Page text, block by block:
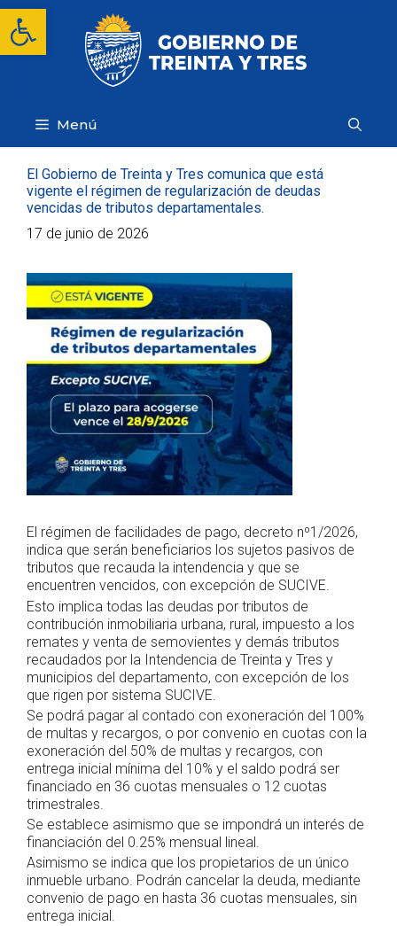
Abrir barra de herramientas
Saltar
contenido
Menú
El Gobierno de Treinta y Tres comunica que está
vigente el régimen de regularización de deudas
vencidas de tributos departamentales.
17 de junio de 2026
El régimen de facilidades de pago, decreto nº1/2026,
indica que serán beneficiarios los sujetos pasivos de
tributos que recauda la intendencia y que se
encuentren vencidos, con excepción de SUCIVE.
Esto implica todas las deudas por tributos de
contribución inmobiliaria urbana, rural, impuesto a los
remates y venta de semovientes y demás tributos
recaudados por la Intendencia de Treinta y Tres y
municipios del departamento, con excepción de los
que rigen por sistema SUCIVE.
Se podrá pagar al contado con exoneración del 100%
de multas y recargos, o por convenio en cuotas con la
exoneración del 50% de multas y recargos, con
entrega inicial mínima del 10% y el saldo podrá ser
financiado en 36 cuotas mensuales o 12 cuotas
trimestrales.
Se establece asimismo que se impondrá un interés de
financiación del 0.25% mensual lineal.
Asimismo se indica que los propietarios de un único
inmueble urbano. Podrán cancelar la deuda, mediante
convenio de pago en hasta 36 cuotas mensuales, sin
entrega inicial.